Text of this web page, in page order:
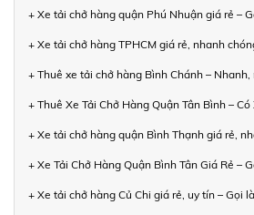
+ Xe tải chở hàng quận Phú Nhuận giá rẻ –
+ Xe tải chở hàng TPHCM giá rẻ, nhanh
+ Thuê xe tải chở hàng Bình Chánh –
+ Thuê Xe Tải Chở Hàng Quận Tân Bình –
+ Xe tải chở hàng quận Bình Thạnh giá rẻ,
+ Xe Tải Chở Hàng Quận Bình Tân Giá Rẻ –
+ Xe tải chở hàng Củ Chi giá rẻ, uy tín – Gọi